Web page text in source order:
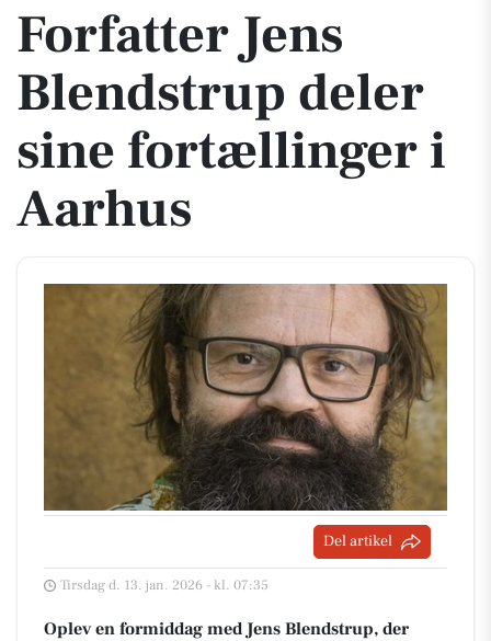
Forfatter Jens
Blendstrup deler
sine fortællinger i
Aarhus
Del artikel
Tirsdag d. 13. jan. 2026 - kl. 07:35
Oplev en formiddag med Jens Blendstrup, der